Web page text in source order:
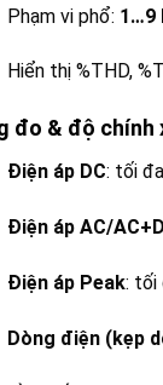
Phạm vi phổ: 1…9
Hiển thị %THD,
đo & độ chính
Điện áp DC: tối
Điện áp AC/
Điện áp Peak: tối
Dòng điện (kẹp